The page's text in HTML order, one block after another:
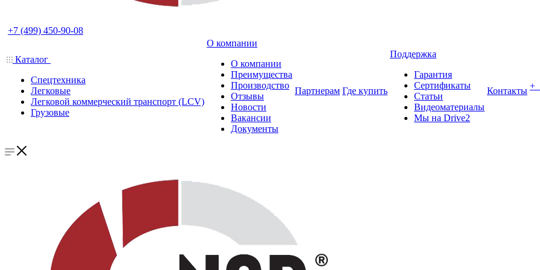
+7 (499) 450-90-08
Каталог
Спецтехника
Легковые
Легковой коммерческий транспорт (LCV)
Грузовые
О компании
О компании
Преимущества
Производство
Отзывы
Новости
Вакансии
Документы
Партнерам Где купить
Поддержка
Гарантия
Сертификаты
Статьи
Видеоматериалы
Мы на Drive2
Контакты +